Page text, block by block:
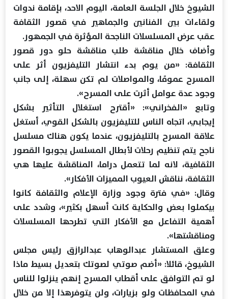
الشيوخ خلال الجلسة العامة، اليوم الاحد، بإقامة ندوات
ولقاءات بين الفنانين والجماهير في قصور الثقافة
عقب عرض المسلسلات الناجحة المؤثرة في الجمهور.
وأضاف خلال مناقشة طلب مناقشة حلو دور قصور
الثقافة: «من يوم بدء انتشار التليفزيون أثر على
المسرح عمومًا، والمواصلات لم تكن سهلة، إلى جانب
وجود عدة عوامل أثرت على المسرح».
وتابع «الفخراني»: «أقترح استغلال التأثير بشكل
إيجابي، اتجاه الناس للتليفزيون بالشكل القوي، أستغل
علاقة المسرح بالتليفزيون، عندما يكون هناك مسلسل
ناجح يتم تنظيم رحلات لأبطال المسلسل يجوبوا القصور
الثقافية، لانه لما تتعمل دراما، المناقشة عليها هي
الثقافة، نناقش العيوب المميزات الأفكار».
وقال: «في فترة وجود وزارة الإعلام والثقافة كانوا
بيكملوا بعض والحكاية كانت أسهل بكثير»، وشدد على
أهمية التفاعل مع الأفكار التي تطرحها المسلسلات
ومناقشتها».
وعلق المستشار عبدالوهاب عبدالرازق رئيس مجلس
الشيوخ، قائلا: «أضم صوتي لصوتك بتعديل بسيط ماذا
لو تم التوافق على أقطاب المسرح إنهم ينزلوا للناس
في المحافظات ولو بزيارات، ولن يتوفرهذا إلا من خلال